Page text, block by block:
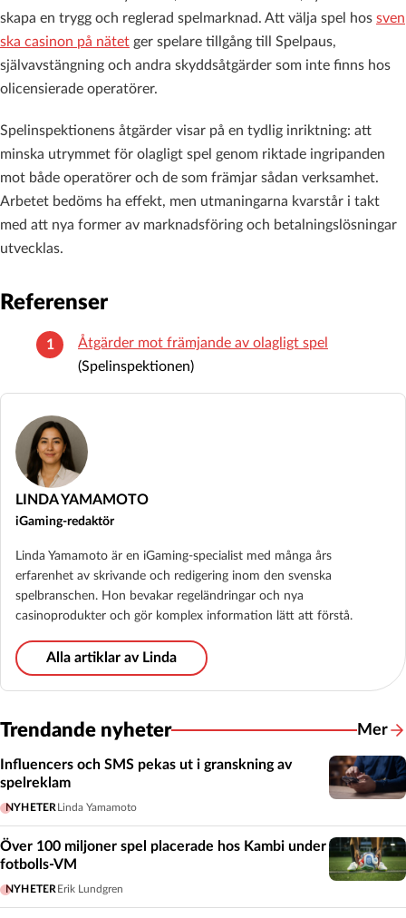
skapa en trygg och reglerad spelmarknad. Att välja spel hos sven
ska casinon på nätet ger spelare tillgång till Spelpaus,
självavstängning och andra skyddsåtgärder som inte finns hos
olicensierade operatörer.
Spelinspektionens åtgärder visar på en tydlig inriktning: att
minska utrymmet för olagligt spel genom riktade ingripanden
mot både operatörer och de som främjar sådan verksamhet.
Arbetet bedöms ha effekt, men utmaningarna kvarstår i takt
med att nya former av marknadsföring och betalningslösningar
utvecklas.
Referenser
Åtgärder mot främjande av olagligt spel
(Spelinspektionen)
LINDA YAMAMOTO
iGaming-redaktör
Linda Yamamoto är en iGaming-specialist med många års
erfarenhet av skrivande och redigering inom den svenska
spelbranschen. Hon bevakar regeländringar och nya
casinoprodukter och gör komplex information lätt att förstå.
Alla artiklar av Linda
Trendande nyheter Mer
Influencers och SMS pekas ut i granskning av
spelreklam
NYHETER Linda Yamamoto
Över 100 miljoner spel placerade hos Kambi under
fotbolls-VM
NYHETER Erik Lundgren